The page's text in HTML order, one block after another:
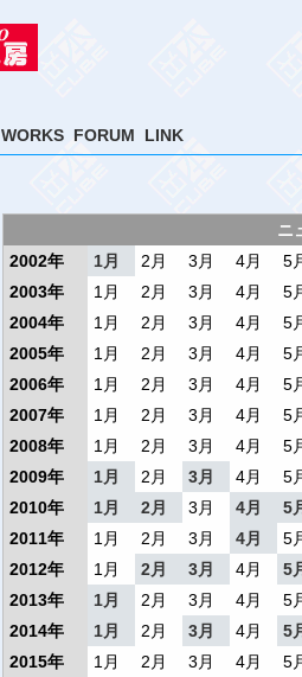
WORKS FORUM LINK
ニ
2002年
1月 2月 3月 4月
5
2003年
1月 2月 3月 4月
5
2004年
1月 2月 3月 4月
5
2005年
1月 2月 3月 4月
5
2006年
1月 2月 3月 4月
5
2007年
1月 2月 3月 4月
5
2008年
1月 2月 3月 4月
5
2009年
1月 2月 3月 4月
5
2010年
1月 2月 3月 4月
5
2011年
1月 2月 3月 4月
5
2012年
1月 2月 3月 4月
5
2013年
1月 2月 3月 4月
5
2014年
1月 2月 3月 4月
5
2015年
1月 2月 3月 4月
5